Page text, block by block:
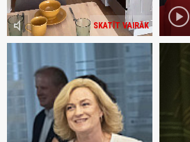
SKATĪT VAIRĀK
volume_mute play_circle